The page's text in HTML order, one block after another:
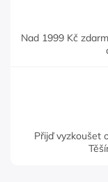
Nad 1999 Kč
Přijď vyzkoušet